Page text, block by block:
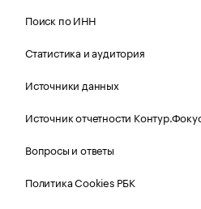
Поиск по ИНН
Статистика и аудитория
Источники данных
Источник отчетности
Вопросы и ответы
Политика Cookies РБК